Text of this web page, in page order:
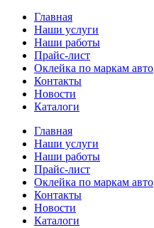
Главная
Наши услуги
Наши работы
Прайс-лист
Оклейка по маркам авто
Контакты
Новости
Каталоги
Главная
Наши услуги
Наши работы
Прайс-лист
Оклейка по маркам авто
Контакты
Новости
Каталоги